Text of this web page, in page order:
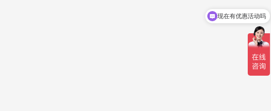
现在有优惠活动吗